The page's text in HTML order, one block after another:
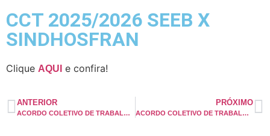
CCT 2025/2026 SEEB X
SINDHOSFRAN
Clique AQUI e confira!
ANTERIOR
ACORDO COLETIVO DE TRABALHO 2024/2025 HAPVIDA
PRÓXIMO
ACORDO COLETIVO DE TRABALHO SEEB X FESF-SUS 2024-2026